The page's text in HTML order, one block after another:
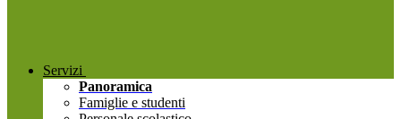
Servizi
Panoramica
Famiglie e studenti